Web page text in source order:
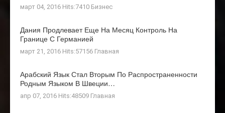
март 04, 2016 Hits:7410 Бизнес
Дания Продлевает Еще На Месяц Контроль На
Границе С Германией
март 21, 2016 Hits:57156 Главная
Арабский Язык Стал Вторым По Распространенности
Родным Языком В Швеции…
апр 07, 2016 Hits:48509 Главная